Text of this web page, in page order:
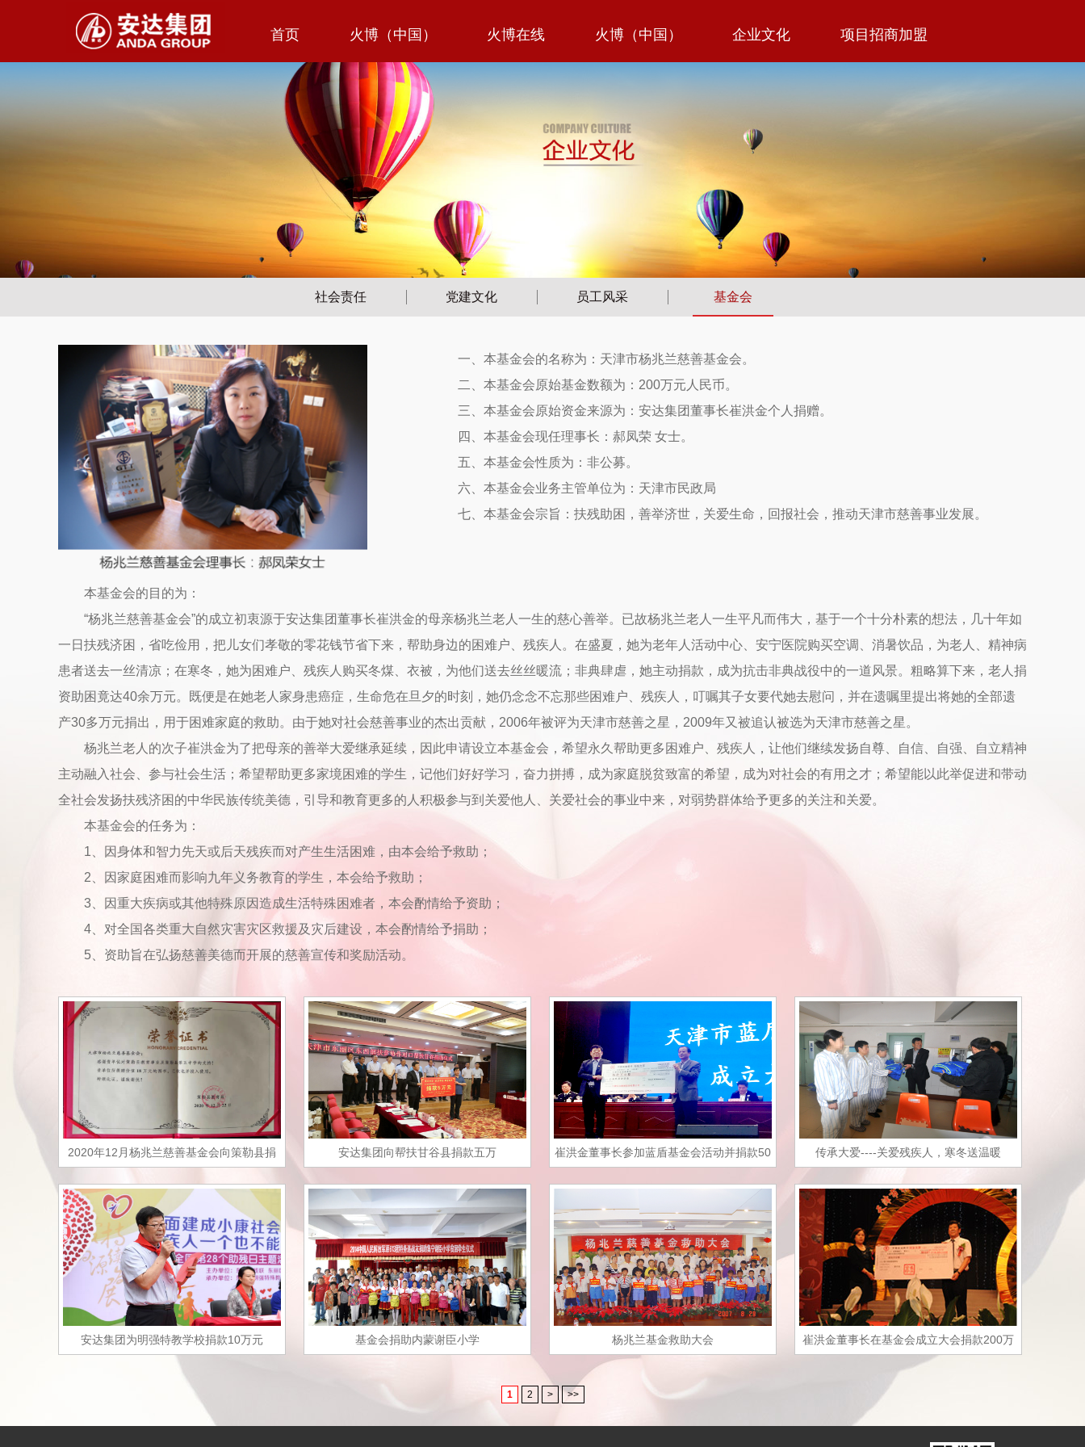
首页 火博（中国） 火博在线 火博（中国） 企业文化 项目招商加盟
联系我们
社会责任 党建文化 员工风采 基金会
一、本基金会的名称为：天津市杨兆兰慈善基金会。
二、本基金会原始基金数额为：200万元人民币。
三、本基金会原始资金来源为：安达集团董事长崔洪金个人捐赠。
四、本基金会现任理事长：郝凤荣 女士。
五、本基金会性质为：非公募。
六、本基金会业务主管单位为：天津市民政局
七、本基金会宗旨：扶残助困， 善举济世，关爱生命，回报社会，推动天津市慈善事业发展。
本基金会的目的为：
“杨兆兰慈善基金会”的成立初衷源于安达集团董事长崔洪金的母亲杨兆兰老人一生的慈心善举。已故杨兆兰老人一生平凡而伟大，基于一个十分朴素的想法，几十年如
一日扶残济困，省吃俭用，把儿女们孝敬的零花钱节省下来，帮助身边的困难户、残疾人。在盛夏，她为老年人活动中心、安宁医院购买空调、消暑饮品，为老人、精神病
患者送去一丝清凉；在寒冬，她为困难户、残疾人购买冬煤、衣被，为他们送去丝丝暖流；非典肆虐，她主动捐款，成为抗击非典战役中的一道风景。粗略算下来，老人捐
资助困竟达40余万元。既便是在她老人家身患癌症，生命危在旦夕的时刻，她仍念念不忘那些困难户、残疾人，叮嘱其子女要代她去慰问，并在遗嘱里提出将她的全部遗
产30多万元捐出，用于困难家庭的救助。由于她对社会慈善事业的杰出贡献，2006年被评为天津市慈善之星，2009年又被追认被选为天津市慈善之星。
杨兆兰老人的次子崔洪金为了把母亲的善举大爱继承延续，因此申请设立本基金会，希望永久帮助更多困难户、残疾人，让他们继续发扬自尊、自信、自强、自立精神
主动融入社会、参与社会生活；希望帮助更多家境困难的学生，记他们好好学习，奋力拼搏，成为家庭脱贫致富的希望，成为对社会的有用之才；希望能以此举促进和带动
全社会发扬扶残济困的中华民族传统美德，引导和教育更多的人积极参与到关爱他人、关爱社会的事业中来，对弱势群体给予更多的关注和关爱。
本基金会的任务为：
1、因身体和智力先天或后天残疾而对产生生活困难，由本会给予救助；
2、因家庭困难而影响九年义务教育的学生，本会给予救助；
3、因重大疾病或其他特殊原因造成生活特殊困难者，本会酌情给予资助；
4、对全国各类重大自然灾害灾区救援及灾后建设，本会酌情给予捐助；
5、资助旨在弘扬慈善美德而开展的慈善宣传和奖励活动。
2020年12月杨兆兰慈善基金会向策勒县捐
赠18万元图书
安达集团向帮扶甘谷县捐款五万 崔洪金董事长参加蓝盾基金会活动并捐款50
万元
传承大爱----关爱残疾人，寒冬送温暖
安达集团为明强特教学校捐款10万元 基金会捐助内蒙谢臣小学 杨兆兰基金救助大会 崔洪金董事长在基金会成立大会捐款200万
元
1 2 > >>